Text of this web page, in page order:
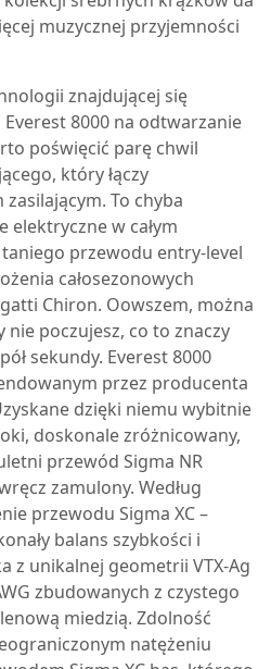
muzycznej przyjemności
znajdującej się
Everest 8000 na odtwarzanie
poświęcić parę chwil
który łączy
To chyba
elektryczne w całym
przewodu entry-level
całosezonowych
Chiron. Oowszem, można
nie poczujesz, co to znaczy
sekundy. Everest 8000
przez producenta
dzięki niemu wybitnie
doskonale zróżnicowany,
przewód Sigma NR
zamulony. Według
przewodu Sigma XC –
balans szybkości i
z unikalnej geometrii VTX-Ag
zbudowanych z czystego
miedzią. Zdolność
natężeniu